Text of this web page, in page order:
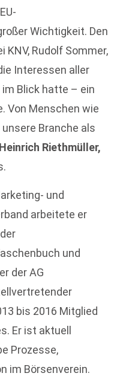
Wichtigkeit. Den
Rudolf Sommer,
Interessen aller
Blick hatte – ein
Von Menschen wie
Branche als
Heinrich Riethmüller,
und
arbeitete er
und
der AG
bis 2016 Mitglied
Er ist aktuell
Prozesse,
im Börsenverein.